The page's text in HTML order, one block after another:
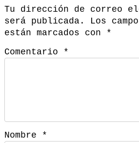
Tu dirección de correo
será publicada.
Los
están marcados con
*
Comentario
*
Nombre *